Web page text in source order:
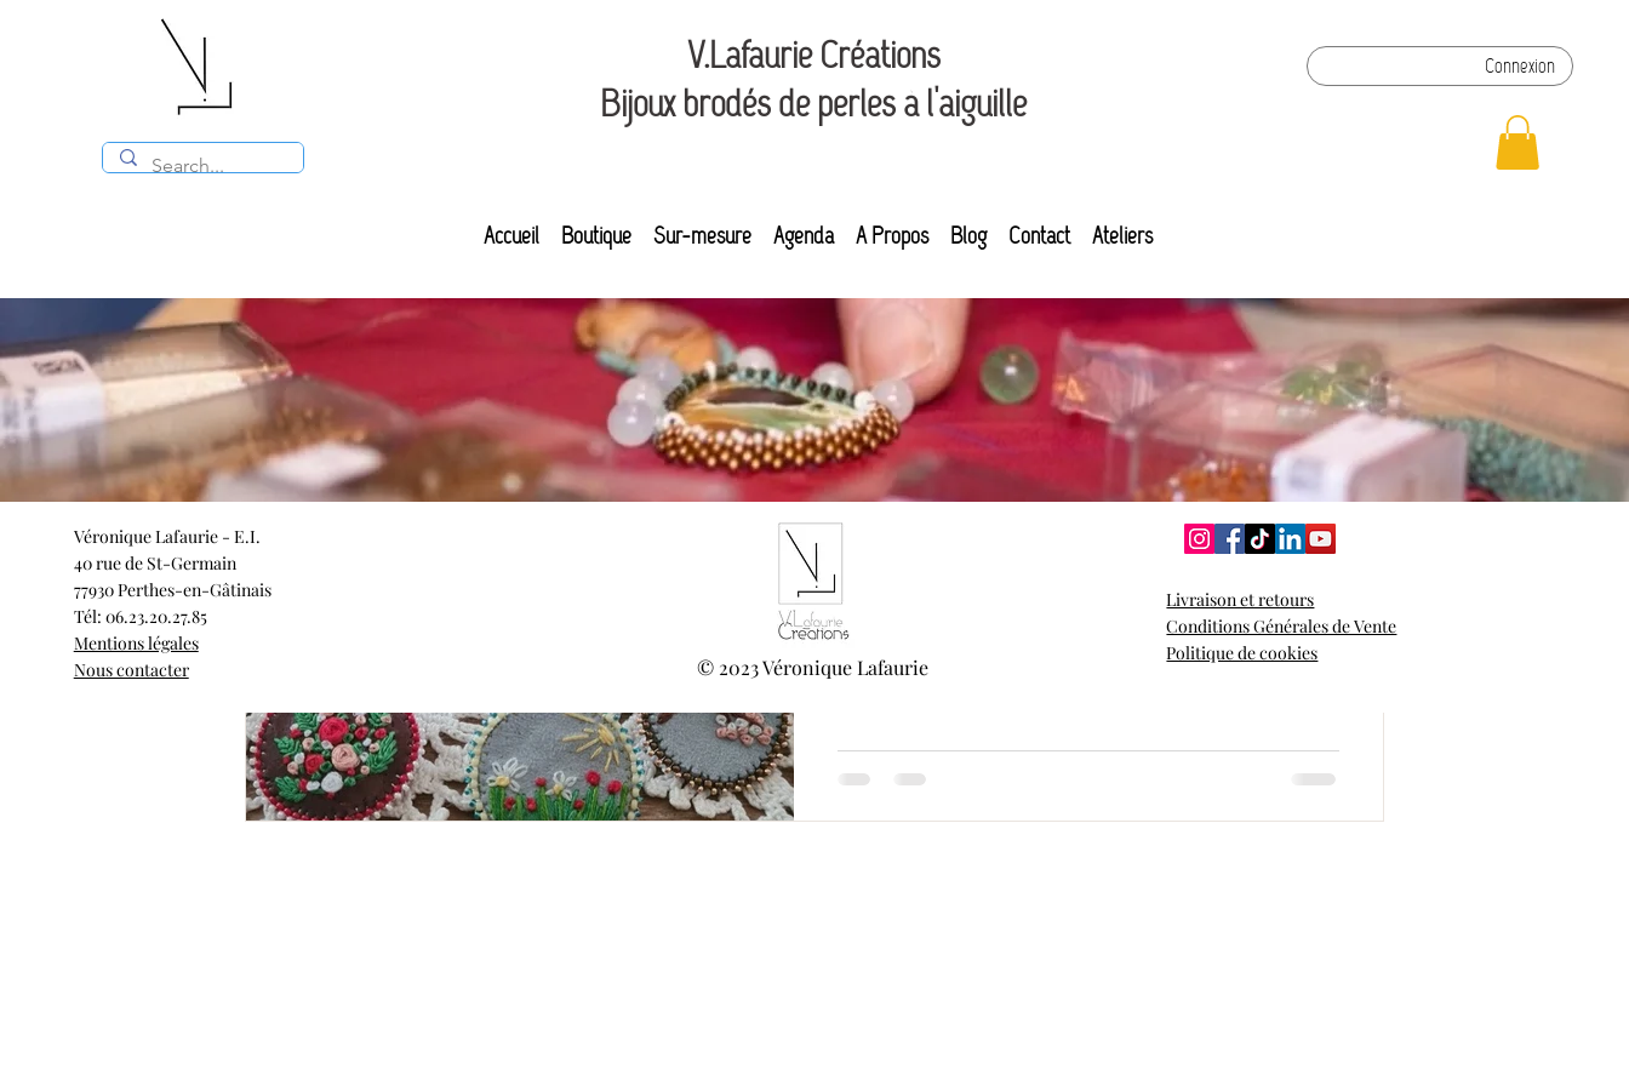
V.Lafaurie Créations
Bijoux brodés de perles à l'aiguille
Accueil Boutique Sur-mesure Agenda A Propos Blog Contact Ateliers
Connexion
Tous les articles Produits Ma vie d'Artisane Expositions Connexion/Inscription
Les "Tableaux d'été": Nouveaux bijoux
De retour de vacances, il est temps de vous présenter les créations
brodées de juillet! des broches inspirées des fleurs.
-
26 juil. 2023
1 min de lecture
Véronique Lafaurie - E.I.
40 rue de St-Germain
77930 Perthes-en-Gâtinais
Tél: 06.23.20.27.85
Mentions légales
Nous contacter
© 2023 Véronique Lafaurie
Livraison et retours
Conditions Générales de Vente
Politique de cookies